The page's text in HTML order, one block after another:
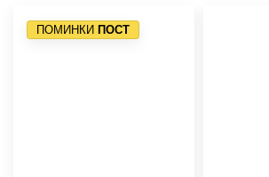
ПОМИНКИ ПОСТ